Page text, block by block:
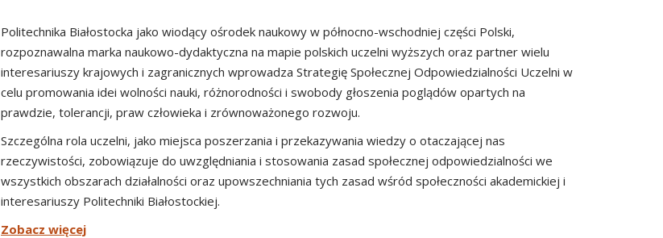
Politechnika Białostocka jako wiodący ośrodek naukowy w północno-wschodniej części Polski,
rozpoznawalna marka naukowo-dydaktyczna na mapie polskich uczelni wyższych oraz partner wielu
interesariuszy krajowych i zagranicznych wprowadza Strategię Społecznej Odpowiedzialności Uczelni w
celu promowania idei wolności nauki, różnorodności i swobody głoszenia poglądów opartych na
prawdzie, tolerancji, praw człowieka i zrównoważonego rozwoju.
Szczególna rola uczelni, jako miejsca poszerzania i przekazywania wiedzy o otaczającej nas
rzeczywistości, zobowiązuje do uwzględniania i stosowania zasad społecznej odpowiedzialności we
wszystkich obszarach działalności oraz upowszechniania tych zasad wśród społeczności akademickiej i
interesariuszy Politechniki Białostockiej.
Zobacz więcej